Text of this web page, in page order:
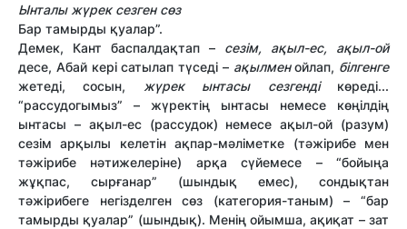
Ынталы жүрек сезген сөз
Бар тамырды қуалар”.
Демек, Кант баспалдақтап – сезім, ақыл-ес, ақыл-ой
десе, Абай кері сатылап түседі – ақылменойлап, білгенге
жетеді, сосын, жүрек ынтасы сезгендікөреді...
“рассудогымыз” – жүректің ынтасы немесе көңілдің
ынтасы – ақыл-ес (рассудок) немесе ақыл-ой (разум)
сезім арқылы келетін ақпар-мәліметке (тәжірибе мен
тәжірибе нәтижелеріне) арқа сүйемесе – “бойыңа
жұқпас, сырғанар” (шындық емес), сондықтан
тәжірибеге негізделген сөз (категория-таным) – “бар
тамырды қуалар” (шындық). Менің ойымша, ақиқат – зат